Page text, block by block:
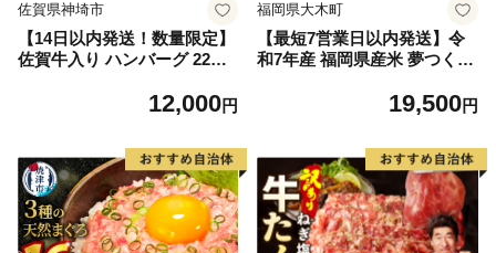
佐賀県神埼市
【14日以内発送！数量限定】
佐賀牛入り ハンバーグ 22個
毛和牛 ブランド牛 九州 ハン
(H083106)
12,000円
福岡県大木町
【最短7営業日以内発送】令
和7年産 福岡県産米 夢つくし
19,500円